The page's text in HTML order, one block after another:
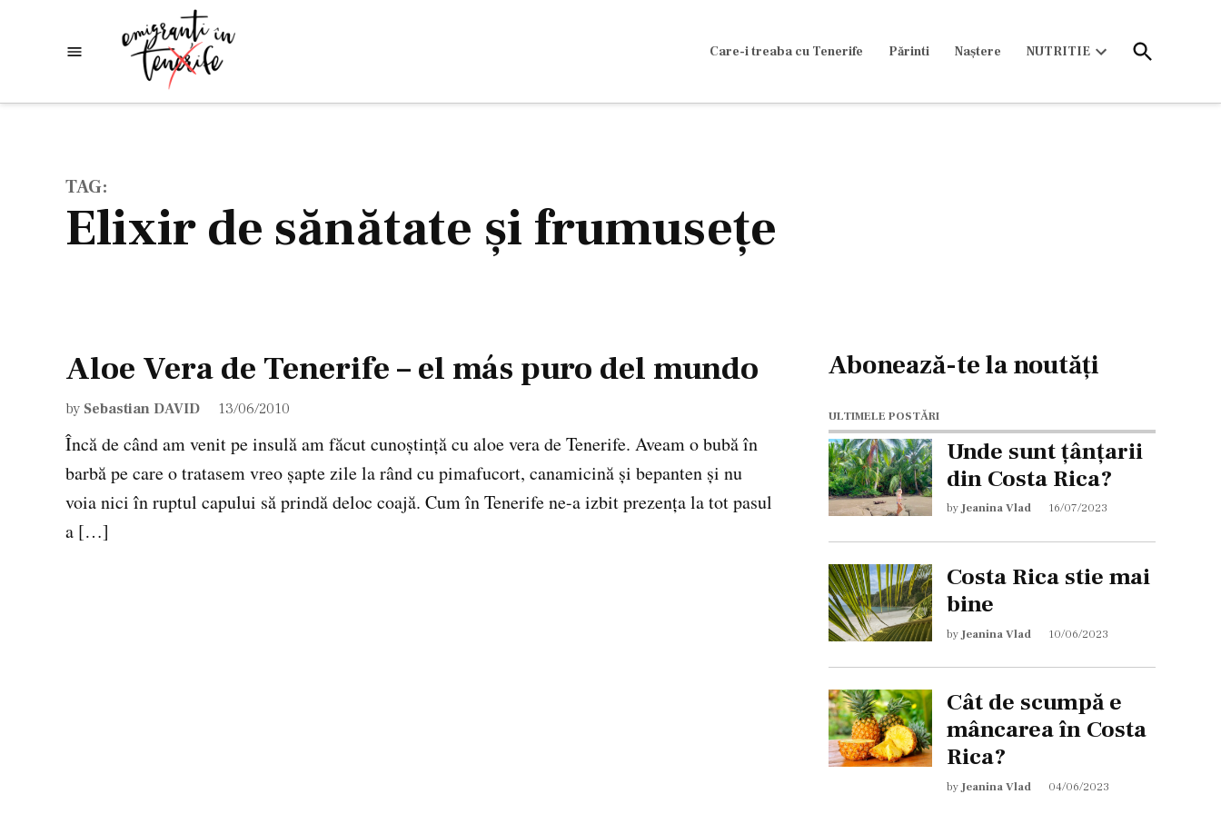
Care-i treaba cu Tenerife Părinti Naștere NUTRITIE
Open
Search
TAG:
elixir de sănătate şi frumuseţe
Aloe Vera de Tenerife – el más puro del mundo
by Sebastian DAVID 13/06/2010
Încă de când am venit pe insulă am făcut cunoştinţă cu aloe vera de Tenerife. Aveam o bubă în
barbă pe care o tratasem vreo şapte zile la rând cu pimafucort, canamicină şi bepanten şi nu
voia nici în ruptul capului să prindă deloc coajă. Cum în Tenerife ne-a izbit prezenţa la tot pasul
a […]
Abonează-te la noutăți
ULTIMELE POSTĂRI
Unde sunt țânțarii
din Costa Rica?
byJeanina Vlad 16/07/2023
Costa Rica stie mai
bine
by Jeanina Vlad 10/06/2023
Cât de scumpă e
mâncarea în Costa
Rica?
by Jeanina Vlad 04/06/2023